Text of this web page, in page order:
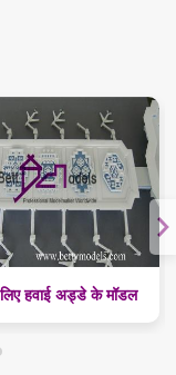
हवाई अड्डे के मॉडल